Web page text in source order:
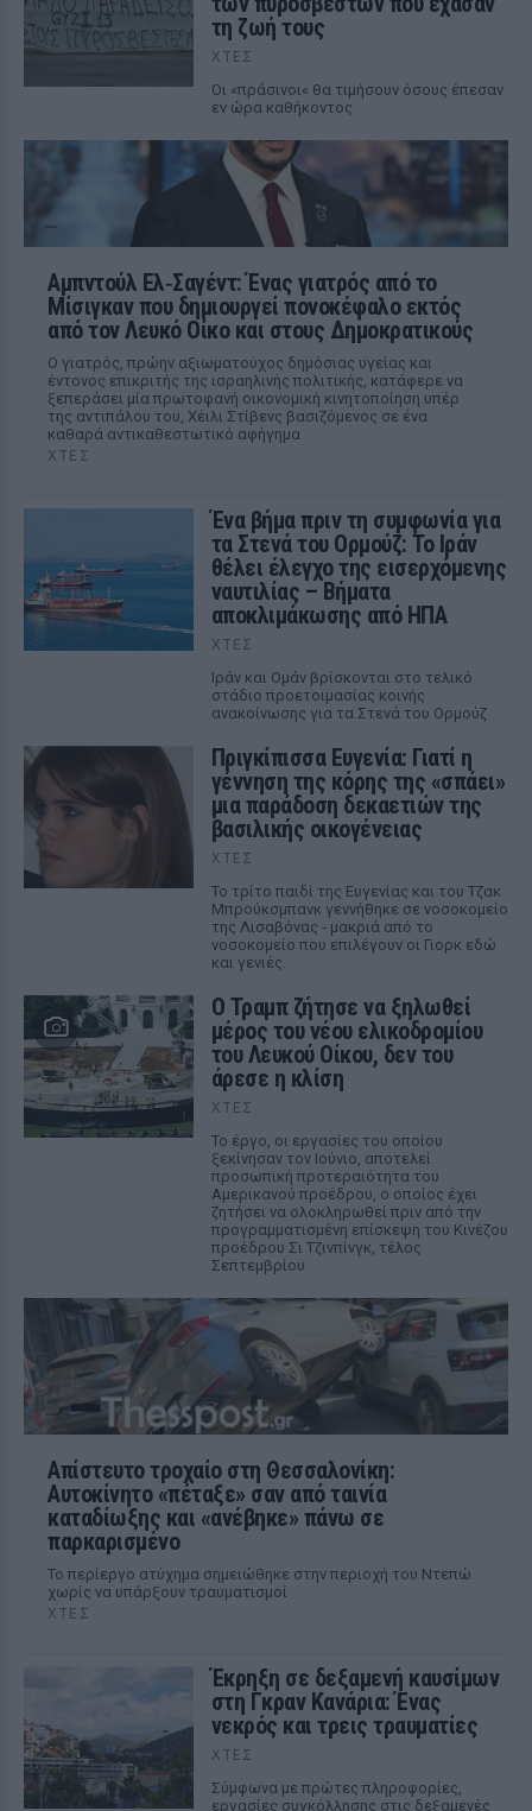
τη ζωή τους
ΧΤΕΣ
Οι «πράσινοι« θα τιμήσουν όσους έπεσαν
εν ώρα καθήκοντος
Αμπντούλ Ελ‑Σαγέντ: Ένας γιατρός από το
Μίσιγκαν που δημιουργεί πονοκέφαλο εκτός
από τον Λευκό Οίκο και στους Δημοκρατικούς
Ο γιατρός, πρώην αξιωματούχος δημόσιας υγείας και
έντονος επικριτής της ισραηλινής πολιτικής, κατάφερε να
ξεπεράσει μία πρωτοφανή οικονομική κινητοποίηση υπέρ
της αντιπάλου του, Χέιλι Στίβενς βασιζόμενος σε ένα
καθαρά αντικαθεστωτικό αφήγημα
ΧΤΕΣ
Ένα βήμα πριν τη συμφωνία για
τα Στενά του Ορμούζ: Το Ιράν
θέλει έλεγχο της εισερχόμενης
ναυτιλίας – Βήματα
αποκλιμάκωσης από ΗΠΑ
ΧΤΕΣ
Ιράν και Ομάν βρίσκονται στο τελικό
στάδιο προετοιμασίας κοινής
ανακοίνωσης για τα Στενά του Ορμούζ
Πριγκίπισσα Ευγενία: Γιατί η
γέννηση της κόρης της «σπάει»
μια παράδοση δεκαετιών της
βασιλικής οικογένειας
ΧΤΕΣ
Το τρίτο παιδί της Ευγενίας και του Τζακ
Μπρούκσμπανκ γεννήθηκε σε νοσοκομείο
της Λισαβόνας - μακριά από το
νοσοκομείο που επιλέγουν οι Γιορκ εδώ
και γενιές.
Ο Τραμπ ζήτησε να ξηλωθεί
μέρος του νέου ελικοδρομίου
του Λευκού Οίκου, δεν του
άρεσε η κλίση
ΧΤΕΣ
Το έργο, οι εργασίες του οποίου
ξεκίνησαν τον Ιούνιο, αποτελεί
προσωπική προτεραιότητα του
Αμερικανού προέδρου, ο οποίος έχει
ζητήσει να ολοκληρωθεί πριν από την
προγραμματισμένη επίσκεψη του Κινέζου
προέδρου Σι Τζινπίνγκ, τέλος
Σεπτεμβρίου
Απίστευτο τροχαίο στη Θεσσαλονίκη:
Αυτοκίνητο «πέταξε» σαν από ταινία
καταδίωξης και «ανέβηκε» πάνω σε
παρκαρισμένο
Το περίεργο ατύχημα σημειώθηκε στην περιοχή του Ντεπώ
χωρίς να υπάρξουν τραυματισμοί
ΧΤΕΣ
Έκρηξη σε δεξαμενή καυσίμων
στη Γκραν Κανάρια: Ένας
νεκρός και τρεις τραυματίες
ΧΤΕΣ
Σύμφωνα με πρώτες πληροφορίες,
εργασίες συγκόλλησης στις δεξαμενές